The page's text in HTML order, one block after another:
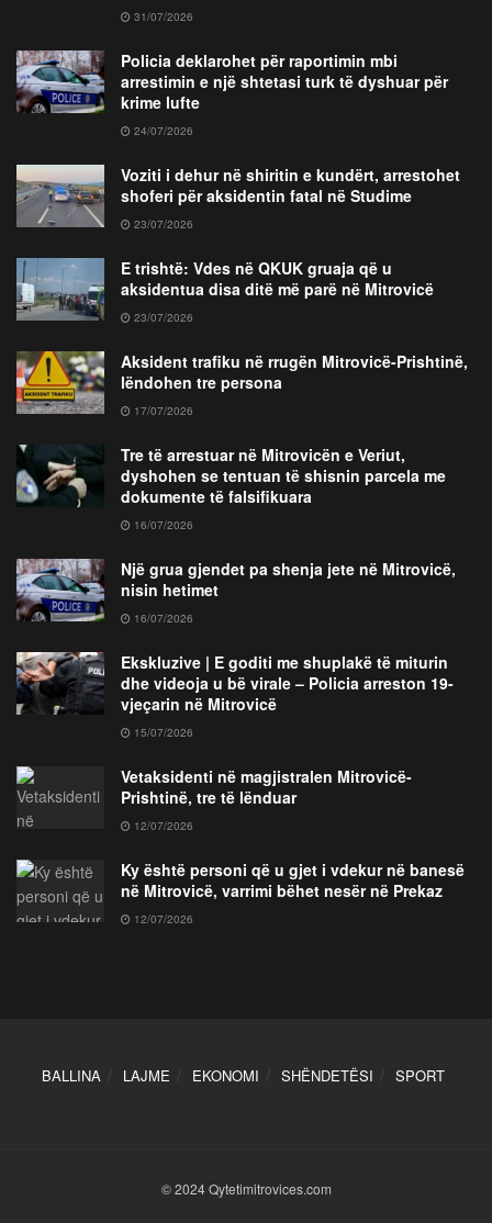
31/07/2026
Policia deklarohet për raportimin mbi
arrestimin e një shtetasi turk të dyshuar për
krime lufte
24/07/2026
Voziti i dehur në shiritin e kundërt, arrestohet
shoferi për aksidentin fatal në Studime
23/07/2026
E trishtë: Vdes në QKUK gruaja që u
aksidentua disa ditë më parë në Mitrovicë
23/07/2026
Aksident trafiku në rrugën Mitrovicë-Prishtinë,
lëndohen tre persona
17/07/2026
Tre të arrestuar në Mitrovicën e Veriut,
dyshohen se tentuan të shisnin parcela me
dokumente të falsifikuara
16/07/2026
Një grua gjendet pa shenja jete në Mitrovicë,
nisin hetimet
16/07/2026
Ekskluzive | E goditi me shuplakë të miturin
dhe videoja u bë virale – Policia arreston 19-
vjeçarin në Mitrovicë
15/07/2026
Vetaksidenti në magjistralen Mitrovicë-
Prishtinë, tre të lënduar
12/07/2026
Ky është personi që u gjet i vdekur në banesë
në Mitrovicë, varrimi bëhet nesër në Prekaz
12/07/2026
BALLINA LAJME EKONOMI SHËNDETËSI SPORT
© 2024 Qytetimitrovices.com